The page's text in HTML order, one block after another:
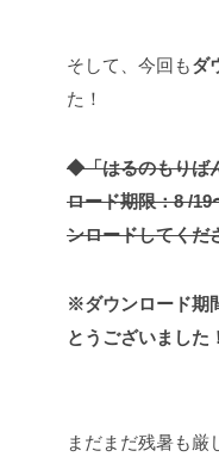
そして、今回もダ
た！
◆「はるのもりば
ロード期限：8 /19
ンロードしてくだ
※ダウンロード期
とうございました！
まだまだ残暑も厳